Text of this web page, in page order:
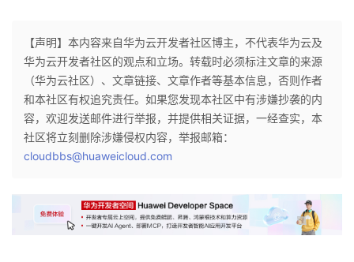
【声明】本内容来自华为云开发者社区博主，不代表华为云及
华为云开发者社区的观点和立场。转载时必须标注文章的来源
（华为云社区）、文章链接、文章作者等基本信息，否则作者
和本社区有权追究责任。如果您发现本社区中有涉嫌抄袭的内
容，欢迎发送邮件进行举报，并提供相关证据，一经查实，本
社区将立刻删除涉嫌侵权内容，举报邮箱：
cloudbbs@huaweicloud.com